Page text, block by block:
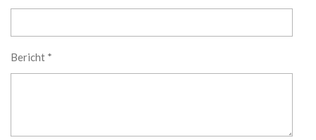
Bericht *